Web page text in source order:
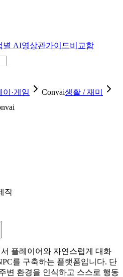
별 AI영상관가이드비교함
이·게임 Convai생활 / 재미
작
플레이어와 자연스럽게 대화
를 구축하는 플랫폼입니다. 단
변 환경을 인식하고 스스로 행동